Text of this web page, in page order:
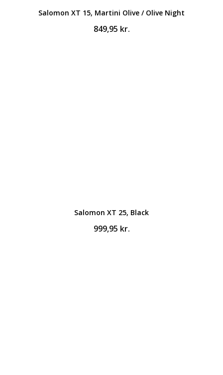
Salomon XT 15, Martini Olive / Olive Night
849,95 kr.
Salomon XT 25, Black
999,95 kr.